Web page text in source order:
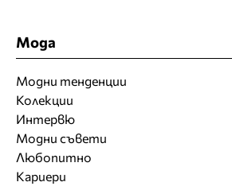
Мода
Модни тенденции
Колекции
Интервю
Модни съвети
Любопитно
Кариери